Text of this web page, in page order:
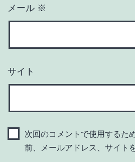
メール ※
サイト
次回のコメントで使用するた
前、メールアドレス、サイト